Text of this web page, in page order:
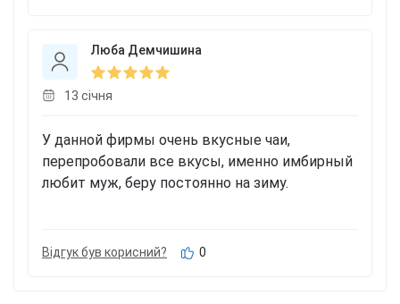
Люба Демчишина
13 cічня
У данной фирмы очень вкусные чаи,
перепробовали все вкусы, именно имбирный
любит муж, беру постоянно на зиму.
Відгук був корисний? 0